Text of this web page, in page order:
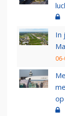
In
op